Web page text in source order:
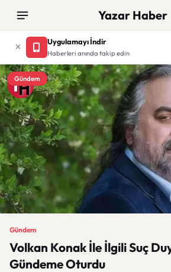
Yazar Haber
Uygulamayı İndir
Haberleri anında takip edin
Gündem
Gündem
Volkan Konak İle İlgili Suç
Gündeme Oturdu